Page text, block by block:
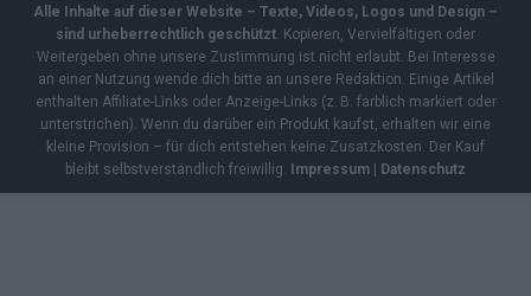
Alle Inhalte auf dieser Website – Texte, Videos, Logos und Design –
sind urheberrechtlich geschützt. Kopieren, Vervielfältigen oder
Weitergeben ohne unsere Zustimmung ist nicht erlaubt. Bei Interesse
an einer Nutzung wende dich bitte an unsere Redaktion. Einige Artikel
enthalten Affiliate-Links oder Anzeige-Links (z. B. farblich markiert oder
unterstrichen). Wenn du darüber ein Produkt kaufst, erhalten wir eine
kleine Provision – für dich entstehen keine Zusatzkosten. Der Kauf
bleibt selbstverständlich freiwillig.
Impressum Datenschutz